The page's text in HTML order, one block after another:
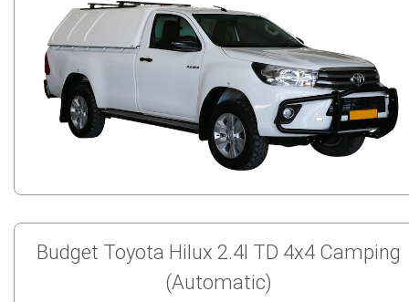
Budget Toyota Hilux 2.4l TD 4x4 Camping
(Automatic)